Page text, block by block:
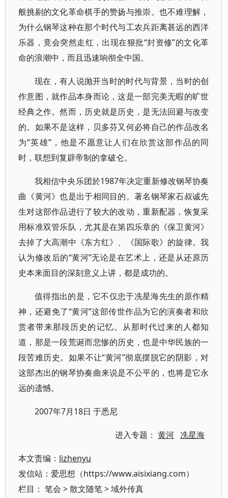
般挑剔的文化革命棋手的赞扬与推崇。也不难理解，
为什么钢琴这种在那个时代与工农兵距离甚远的西洋
乐器，竟会突然走红，出现在狠批“封资修”的文化革
命的浪潮中，而且迅速响彻全中国。
现在，有人说抛开当时的时代与背景，当时的创
作意图，就作品本身而论，这是一部完美无暇的旷世
经典之作。然而，历史就是历史，是无法回避与改变
的。如果不是这样，贝多芬又何必将自己的作品改名
为“英雄”，他是不愿意让人们在欣赏这部作品的同
时，联想到复辟帝制的拿破仑。
我相信中央乐团於1987年决定重新修改钢琴协奏
曲《黄河》也是出于相同目的。著名钢琴家石叔诚先
生对这部作品进行了较大的改动，重新配器，恢复采
用标准双管乐队，尤其是在第四乐章的《保卫黄河》
去掉了大高潮中《东方红》、《国际歌》的旋律。我
认为修改后的“黄河”无论是在艺术上，还是从还原历
史本来面目的深刻意义上讲，都是成功的。
值得指出的是，它不仅忠于冼星海先生的原作精
神，还避免了“黄河”这部传世作品为它的演奏者和欣
赏者带来那段历史的记忆。从那时代过来的人都知
道，那是一段荒诞而悲惨的历史，也是中华民族的一
段苦难历史。如果不让“黄河”彻底摆脱它的阴影，对
这部杰出的钢琴协奏曲来说是不公平的，也将是它永
远的遗憾。
2007年7月18日 于悉尼
进入专题：黄河 冼星海
本文责编： lizhenyu
发信站：爱思想（https://www.aisixiang.com）
栏目： 笔会 >散文随笔>域外传真